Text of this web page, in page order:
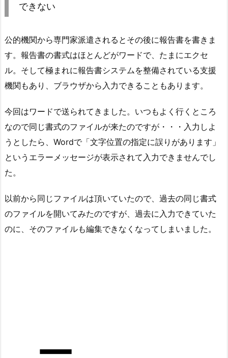
できない
公的機関から専門家派遣されるとその後に報告書を書きま
す。報告書の書式はほとんどがワードで、たまにエクセ
ル。そして極まれに報告書システムを整備されている支援
機関もあり、ブラウザから入力できることもあります。
今回はワードで送られてきました。いつもよく行くところ
なので同じ書式のファイルが来たのですが・・・入力しよ
うとしたら、Wordで「文字位置の指定に誤りがあります」
というエラーメッセージが表示されて入力できませんでし
た。
以前から同じファイルは頂いていたので、過去の同じ書式
のファイルを開いてみたのですが、過去に入力できていた
のに、そのファイルも編集できなくなってしまいました。